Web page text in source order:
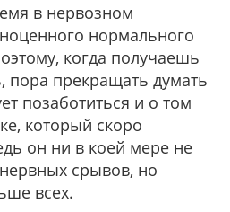
в нервозном
нормального
когда получаешь
пора прекращать думать
позаботиться и о том
который скоро
он ни в коей мере не
срывов, но
всех.